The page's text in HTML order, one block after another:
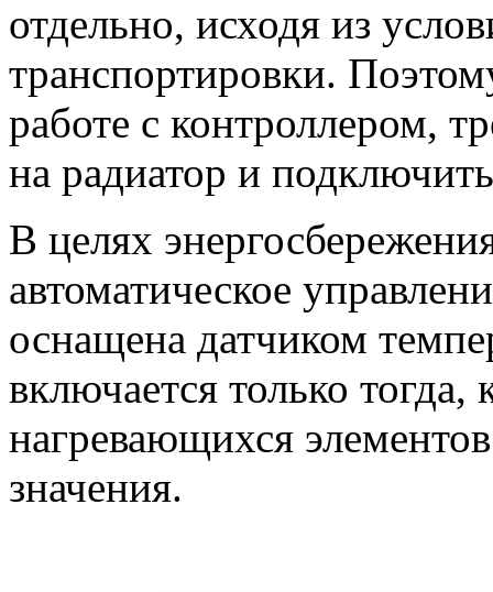
отдельно, исходя из
транспортировки.
работе с контроллером,
на радиатор и
В целях
автоматическое
оснащена датчиком
включается только тогда,
нагревающихся
значения.